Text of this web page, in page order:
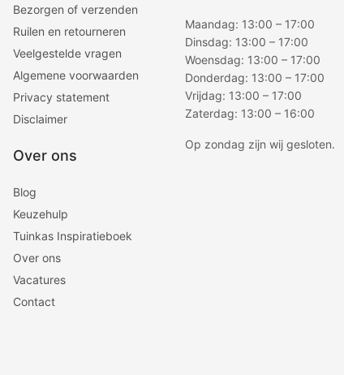
Bezorgen of verzenden
Ruilen en retourneren
Veelgestelde vragen
Algemene voorwaarden
Privacy statement
Disclaimer
Over ons
Blog
Keuzehulp
Tuinkas Inspiratieboek
Over ons
Vacatures
Contact
Maandag: 13:00 – 17:00
Dinsdag: 13:00 – 17:00
Woensdag: 13:00 – 17:00
Donderdag: 13:00 – 17:00
Vrijdag: 13:00 – 17:00
Zaterdag: 13:00 – 16:00
Op zondag zijn wij gesloten.